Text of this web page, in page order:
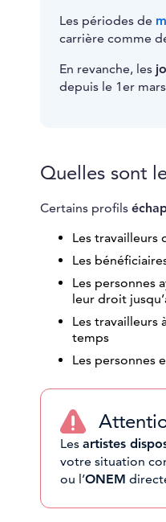
Les périodes de
carrière comme
En revanche, les
depuis le 1er
Quelles sont
Certains profils
Les travailleurs
Les
Les personnes
leur droit
Les travailleurs
temps
Les personnes
Les artistes
votre situation
ou l’ONEM